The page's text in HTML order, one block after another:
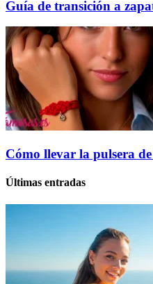
Guía de transición a
Cómo llevar la pulsera
Últimas entradas